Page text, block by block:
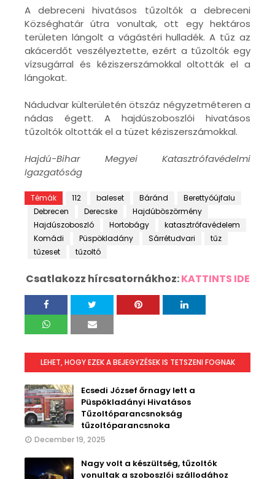
A debreceni hivatásos tűzoltók a debreceni
Községhatár útra vonultak, ott egy hektáros
területen lángolt a vágástéri hulladék. A tűz az
akácerdőt veszélyeztette, ezért a tűzoltók egy
vízsugárral és kéziszerszámokkal oltották el a
lángokat.
Nádudvar külterületén ötszáz négyzetméteren a
nádas égett. A hajdúszoboszlói hivatásos
tűzoltók oltották el a tüzet kéziszerszámokkal.
Hajdú-Bihar Megyei Katasztrófavédelmi
Igazgatóság
Témák 112 baleset Báránd
Berettyóújfalu
Debrecen
Derecske
Hajdúböszörmény
Hajdúszoboszló
Hortobágy
katasztrófavédelem
Komádi
Püspökladány Sárrétudvari
tűz
tűzeset
tűzoltó
Csatlakozz hírcsatornákhoz:KATTINTS IDE
LEHET, HOGY EZEK A BEJEGYZÉSEK IS TETSZENI FOGNAK
Ecsedi József őrnagy lett a
Püspökladányi Hivatásos
Tűzoltóparancsnokság
tűzoltóparancsnoka
December 19, 2025
Nagy volt a készültség, tűzoltók
vonultak a szoboszlói szállodához